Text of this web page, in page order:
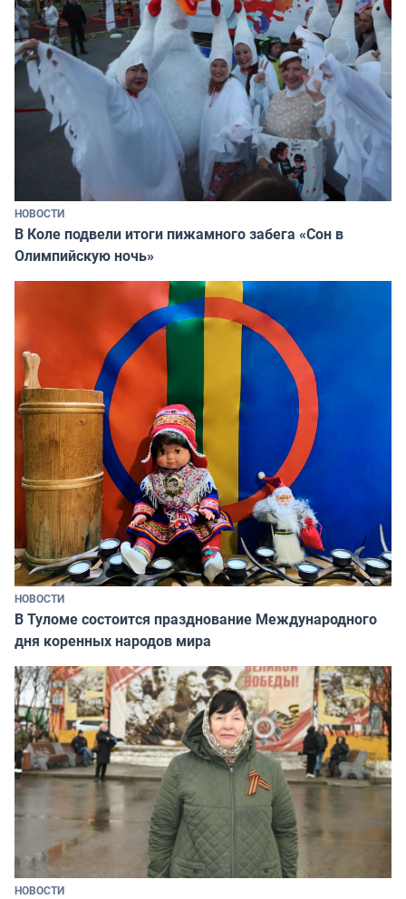
НОВОСТИ
В Коле подвели итоги пижамного забега «Сон в
Олимпийскую ночь»
НОВОСТИ
В Туломе состоится празднование Международного
дня коренных народов мира
НОВОСТИ